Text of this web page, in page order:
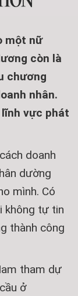
một nữ
còn là
chương
nhân.
vực phát
doanh
dường
mình. Có
không tự tin
thành công
tham dự
ở